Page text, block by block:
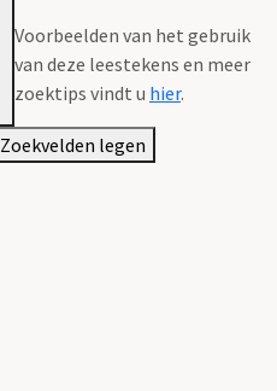
Voorbeelden van het gebruik
van deze leestekens en meer
zoektips vindt u hier.
Zoekvelden legen